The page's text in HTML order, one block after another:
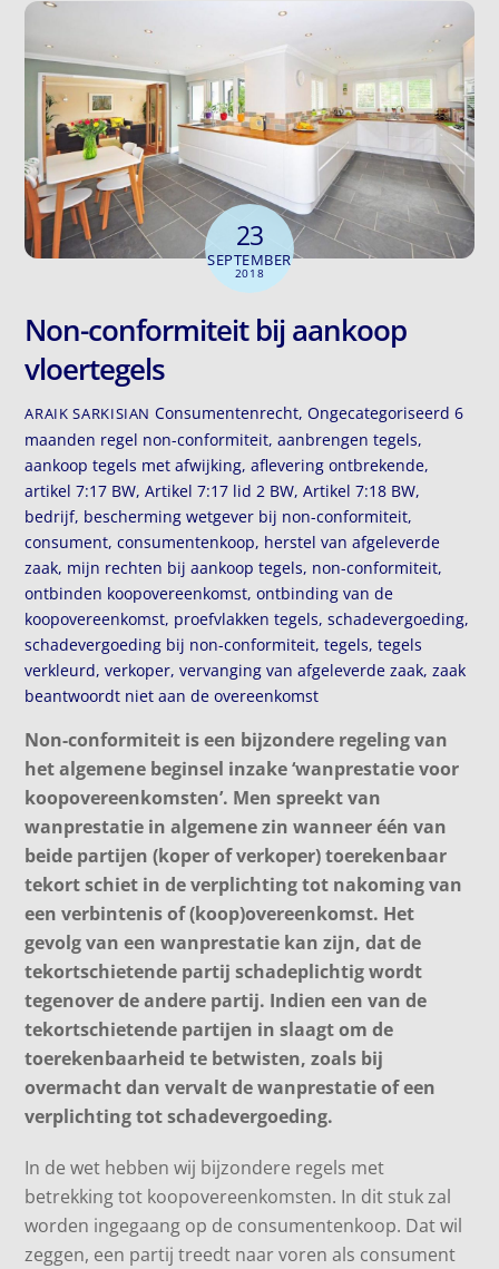
23
SEPTEMBER
2018
Non-conformiteit bij aankoop
vloertegels
ARAIK SARKISIAN Consumentenrecht,Ongecategoriseerd 6
maanden regel non-conformiteit,aanbrengen tegels,
aankoop tegels met afwijking,aflevering ontbrekende,
artikel 7:17 BW,Artikel 7:17 lid 2 BW,Artikel 7:18 BW,
bedrijf, bescherming wetgever bij non-conformiteit,
consument,consumentenkoop, herstel van afgeleverde
zaak, mijn rechten bij aankoop tegels, non-conformiteit,
ontbinden koopovereenkomst,ontbinding van de
koopovereenkomst, proefvlakken tegels,schadevergoeding,
schadevergoeding bij non-conformiteit,tegels,tegels
verkleurd,verkoper,vervanging van afgeleverde zaak,zaak
beantwoordt niet aan de overeenkomst
Non-conformiteit is een bijzondere regeling van
het algemene beginsel inzake ‘wanprestatie voor
koopovereenkomsten’. Men spreekt van
wanprestatie in algemene zin wanneer één van
beide partijen (koper of verkoper) toerekenbaar
tekort schiet in de verplichting tot nakoming van
een verbintenis of (koop)overeenkomst. Het
gevolg van een wanprestatie kan zijn, dat de
tekortschietende partij schadeplichtig wordt
tegenover de andere partij. Indien een van de
tekortschietende partijen in slaagt om de
toerekenbaarheid te betwisten, zoals bij
overmacht dan vervalt de wanprestatie of een
verplichting tot schadevergoeding.
In de wet hebben wij bijzondere regels met
betrekking tot koopovereenkomsten. In dit stuk zal
worden ingegaang op de consumentenkoop. Dat wil
zeggen, een partij treedt naar voren als consument